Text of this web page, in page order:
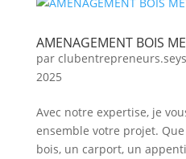
AMENAGEMENT BOIS
par
2025
Avec notre expertise, je
ensemble votre projet.
bois, un carport, un